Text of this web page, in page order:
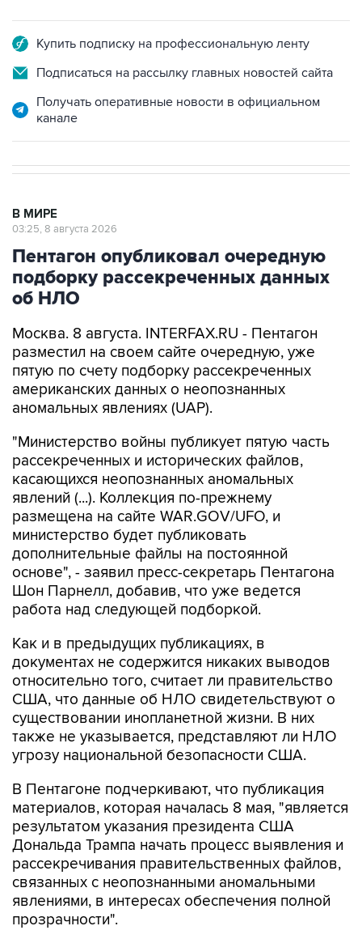
Купить подписку на профессиональную ленту
Подписаться на рассылку главных новостей сайта
Получать оперативные новости в официальном
канале
В МИРЕ
03:25, 8 августа 2026
Пентагон опубликовал очередную
подборку рассекреченных данных
об НЛО
Москва. 8 августа. INTERFAX.RU - Пентагон
разместил на своем сайте очередную, уже
пятую по счету подборку рассекреченных
американских данных о неопознанных
аномальных явлениях (UAP).
"Министерство войны публикует пятую часть
рассекреченных и исторических файлов,
касающихся неопознанных аномальных
явлений (...). Коллекция по-прежнему
размещена на сайте WAR.GOV/UFO, и
министерство будет публиковать
дополнительные файлы на постоянной
основе", - заявил пресс-секретарь Пентагона
Шон Парнелл, добавив, что уже ведется
работа над следующей подборкой.
Как и в предыдущих публикациях, в
документах не содержится никаких выводов
относительно того, считает ли правительство
США, что данные об НЛО свидетельствуют о
существовании инопланетной жизни. В них
также не указывается, представляют ли НЛО
угрозу национальной безопасности США.
В Пентагоне подчеркивают, что публикация
материалов, которая началась 8 мая, "является
результатом указания президента США
Дональда Трампа начать процесс выявления и
рассекречивания правительственных файлов,
связанных с неопознанными аномальными
явлениями, в интересах обеспечения полной
прозрачности".